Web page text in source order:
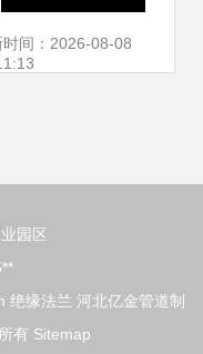
用与选择指南
时间：2026-08-08
园区
绝缘法兰 河北亿金管道制
有 Sitemap